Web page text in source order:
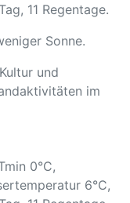
11 Regentage.
Sonne.
und
im
0°C,
6°C,